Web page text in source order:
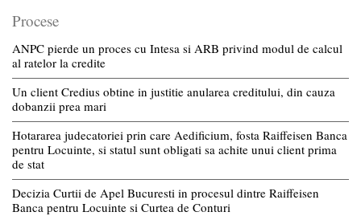
Procese
ANPC pierde un proces cu Intesa si ARB privind modul de calcul
al ratelor la credite
Un client Credius obtine in justitie anularea creditului, din cauza
dobanzii prea mari
Hotararea judecatoriei prin care Aedificium, fosta Raiffeisen Banca
pentru Locuinte, si statul sunt obligati sa achite unui client prima
de stat
Decizia Curtii de Apel Bucuresti in procesul dintre Raiffeisen
Banca pentru Locuinte si Curtea de Conturi